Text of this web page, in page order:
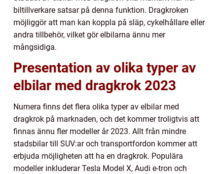
biltillverkare satsar på denna funktion. Dragkroken
möjliggör att man kan koppla på släp, cykelhållare eller
andra tillbehör, vilket gör elbilarna ännu mer
mångsidiga.
Presentation av olika typer av
elbilar med dragkrok 2023
Numera finns det flera olika typer av elbilar med
dragkrok på marknaden, och det kommer troligtvis att
finnas ännu fler modeller år 2023. Allt från mindre
stadsbilar till SUV:ar och transportfordon kommer att
erbjuda möjligheten att ha en dragkrok. Populära
modeller inkluderar Tesla Model X, Audi e-tron och